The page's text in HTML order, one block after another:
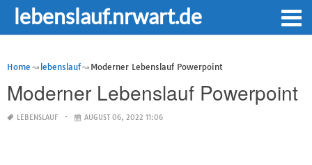
lebenslauf.nrwart.de
Home lebenslauf Moderner Lebenslauf Powerpoint
Moderner Lebenslauf Powerpoint
LEBENSLAUF AUGUST 06, 2022 11:06